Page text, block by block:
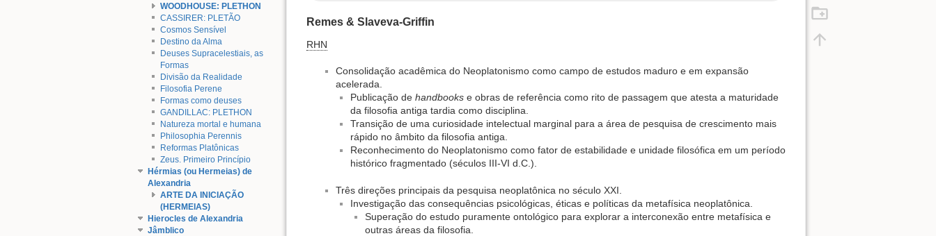
WOODHOUSE: PLETHON
CASSIRER: PLETÃO
Cosmos Sensível
Destino da Alma
Deuses Supracelestiais, as
Formas
Divisão da Realidade
Filosofia Perene
Formas como deuses
GANDILLAC: PLETHON
Natureza mortal e humana
Philosophia Perennis
Reformas Platônicas
Zeus. Primeiro Princípio
Hérmias (ou Hermeias) de
Alexandria
ARTE DA INICIAÇÃO
(HERMEIAS)
Hierocles de Alexandria
Jâmblico
Remes & Slaveva-Griffin
RHN
Consolidação acadêmica do Neoplatonismo como campo de estudos maduro e em expansão
acelerada.
Publicação de handbooks e obras de referência como rito de passagem que atesta a maturidade
da filosofia antiga tardia como disciplina.
Transição de uma curiosidade intelectual marginal para a área de pesquisa de crescimento mais
rápido no âmbito da filosofia antiga.
Reconhecimento do Neoplatonismo como fator de estabilidade e unidade filosófica em um período
histórico fragmentado (séculos III-VI d.C.).
Três direções principais da pesquisa neoplatônica no século XXI.
Investigação das consequências psicológicas, éticas e políticas da metafísica neoplatônica.
Superação do estudo puramente ontológico para explorar a interconexão entre metafísica e
outras áreas da filosofia.